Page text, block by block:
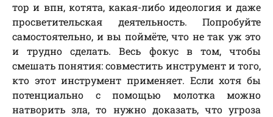
тор и впн, котята, какая-либо идеология и даже
просветительская деятельность. Попробуйте
самостоятельно, и вы поймёте, что не так уж это
и трудно сделать. Весь фокус в том, чтобы
смешать понятия: совместить инструмент и того,
кто этот инструмент применяет. Если хотя бы
потенциально с помощью молотка можно
натворить зла, то нужно доказать, что угроза